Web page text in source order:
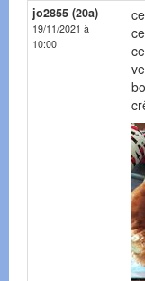
jo2855 (20a)
19/11/2021 à
10:00